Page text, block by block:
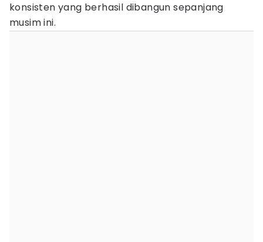
konsisten yang berhasil dibangun sepanjang
musim ini.